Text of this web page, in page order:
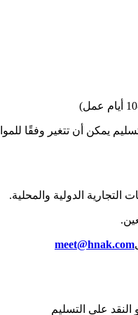
يمكن أن تتغير وفقًا
التجارية الدولية والمحلية.
meet@hnak.com
النقد على التسليم